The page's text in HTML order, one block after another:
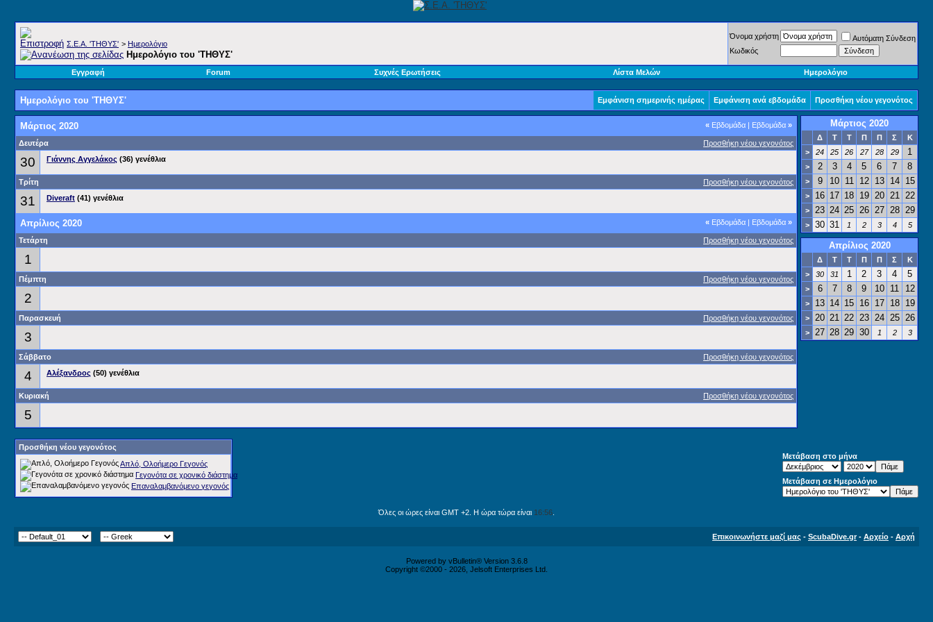
Σ.E.A. 'ΤΗΘΥΣ' > Ημερολόγιο
Ημερολόγιο του 'ΤΗΘΥΣ'
Όνομα χρήστη
Αυτόματη Σύνδεση
Κωδικός
Εγγραφή Forum Συχνές Ερωτήσεις Λίστα Μελών Ημερολόγιο
Ημερολόγιο του 'ΤΗΘΥΣ' Εμφάνιση σημερινής ημέρας Εμφάνιση ανά εβδομάδα Προσθήκη νέου γεγονότος
« Εβδομάδα | Εβδομάδα »
Μάρτιος 2020
Προσθήκη νέου γεγονότος
Δευτέρα
30 Γιάννης Αγγελάκος (36) γενέθλια
Προσθήκη νέου γεγονότος
Τρίτη
31 Diveraft (41) γενέθλια
« Εβδομάδα | Εβδομάδα »
Απρίλιος 2020
Προσθήκη νέου γεγονότος
Τετάρτη
1
Προσθήκη νέου γεγονότος
Πέμπτη
2
Προσθήκη νέου γεγονότος
Παρασκευή
3
Προσθήκη νέου γεγονότος
Σάββατο
4 Αλέξανδρος (50) γενέθλια
Προσθήκη νέου γεγονότος
Κυριακή
5
Μάρτιος 2020
Δ Τ Τ Π Π Σ
Κ
>
24 25 26 27 28 29 1
> 2 3 4 5 6 7 8
> 9 10 11 12 13 14 15
> 16 17 18 19 20 21 22
> 23 24 25 26 27 28 29
> 30 31 1 2 3 4 5
Απρίλιος 2020
Δ Τ Τ Π Π Σ
Κ
>
30 31 1 2 3 4 5
> 6 7 8 9 10 11 12
> 13 14 15 16 17 18 19
> 20 21 22 23 24 25 26
> 27 28 29 30 1 2 3
Προσθήκη νέου γεγονότος
Απλό, Ολοήμερο Γεγονός
Γεγονότα σε χρονικό διάστημα
Επαναλαμβανόμενο γεγονός
Μετάβαση στο μήνα
Μετάβαση σε Ημερολόγιο
Όλες οι ώρες είναι GMT +2. Η ώρα τώρα είναι 16:56
Επικοινωνήστε μαζί μας - ScubaDive.gr- Αρχείο - Αρχή
Powered by vBulletin® Version 3.6.8
Copyright ©2000 - 2026, Jelsoft Enterprises Ltd.